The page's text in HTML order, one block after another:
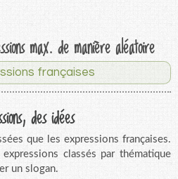
max. de manière aléatoire
françaises
des idées
que les expressions françaises.
classés par thématique
un slogan.